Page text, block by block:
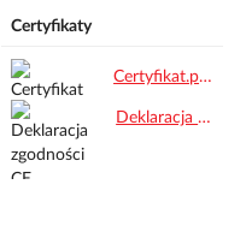
Certyfikaty
Certyfikat.pdf
Deklaracja zgodności CE.pdf